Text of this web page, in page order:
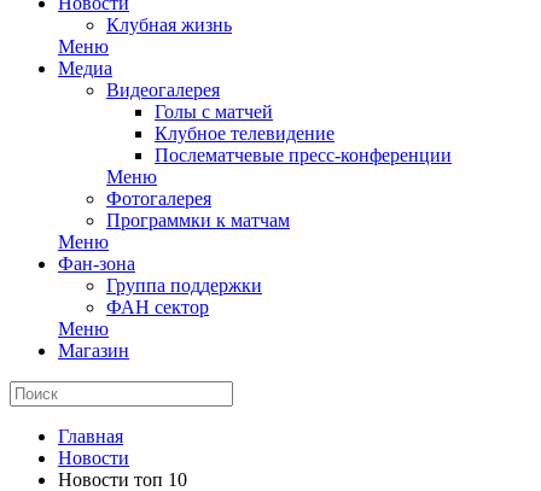
Клубная жизнь
Меню
Медиа
Видеогалерея
Голы с матчей
Клубное телевидение
Послематчевые пресс-конференции
Меню
Фотогалерея
Программки к матчам
Меню
Фан-зона
Группа поддержки
ФАН сектор
Меню
Магазин
Главная
Новости
Новости топ 10